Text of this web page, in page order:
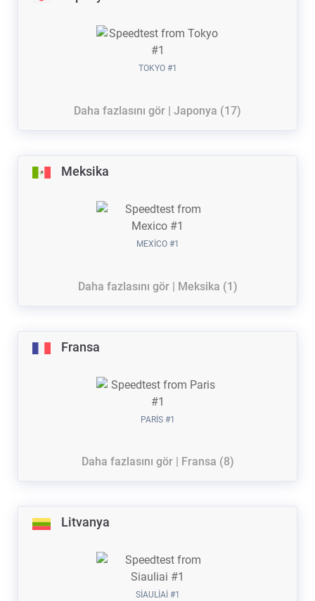
TOKYO #1
Daha fazlasını gör | Japonya (17)
Meksika
MEXICO #1
Daha fazlasını gör | Meksika (1)
Fransa
PARIS #1
Daha fazlasını gör | Fransa (8)
Litvanya
SIAULIAI #1